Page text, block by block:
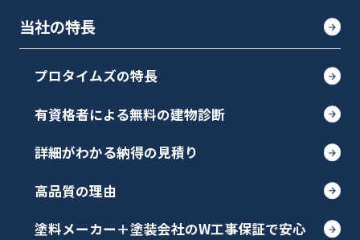
当社の特長
プロタイムズの特長
有資格者による無料の建物診断
詳細がわかる納得の見積り
高品質の理由
塗料メーカー＋塗装会社のW工事保証で安心